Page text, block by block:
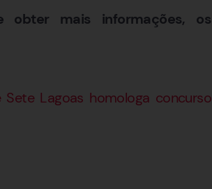
obter mais informações, os
Lagoas homologa concurso